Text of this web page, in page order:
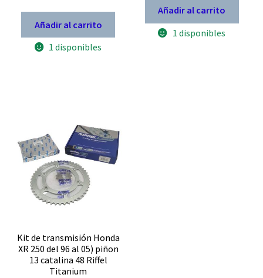
original
era:
$ 23.900.
es:
Añadir al carrito
1 disponibles
Añadir al carrito
1 disponibles
Kit de transmisión Honda
XR 250 del 96 al 05) piñon
13 catalina 48 Riffel
Titanium